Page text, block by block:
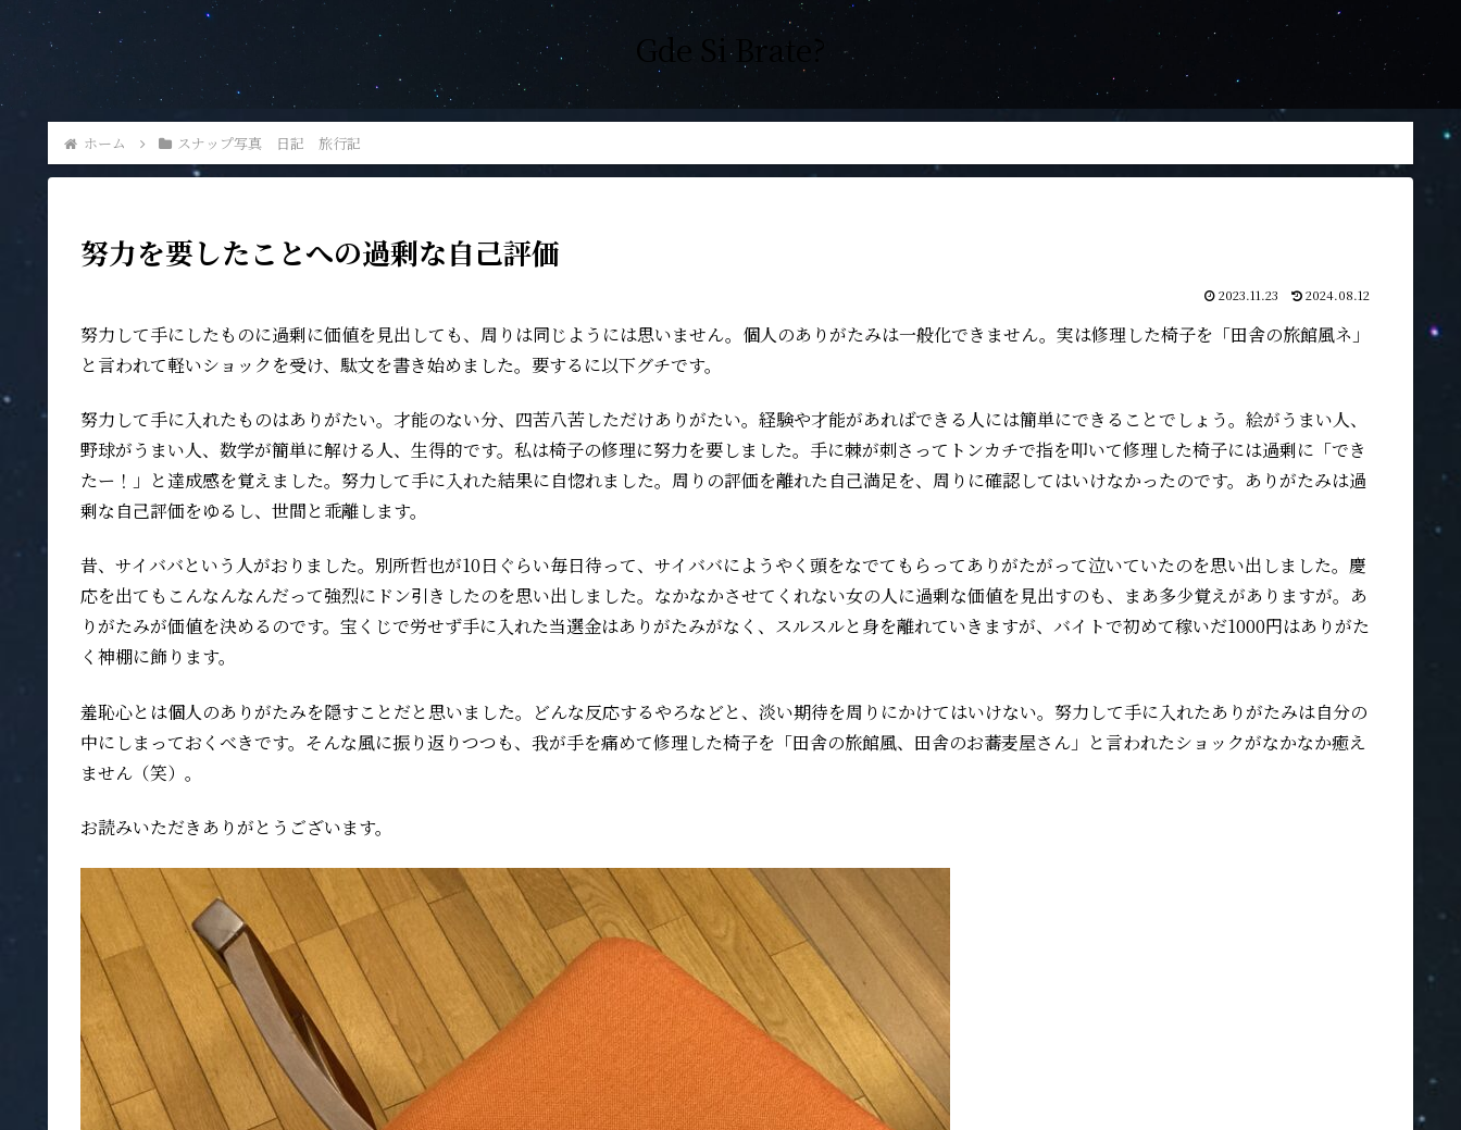
Gde Si Brate?
ホーム スナップ写真 日記 旅行記
努力を要したことへの過剰な自己評価
2023.11.23 2024.08.12
努力して手にしたものに過剰に価値を見出しても、周りは同じようには思いません。個人のありがたみは一般化できません。実は修理した椅子を「田舎の旅館風ネ」
と言われて軽いショックを受け、駄文を書き始めました。要するに以下グチです。
努力して手に入れたものはありがたい。才能のない分、四苦八苦しただけありがたい。経験や才能があればできる人には簡単にできることでしょう。絵がうまい人、
野球がうまい人、数学が簡単に解ける人、生得的です。私は椅子の修理に努力を要しました。手に棘が刺さってトンカチで指を叩いて修理した椅子には過剰に「でき
たー！」と達成感を覚えました。努力して手に入れた結果に自惚れました。周りの評価を離れた自己満足を、周りに確認してはいけなかったのです。ありがたみは過
剰な自己評価をゆるし、世間と乖離します。
昔、サイババという人がおりました。別所哲也が10日ぐらい毎日待って、サイババにようやく頭をなでてもらってありがたがって泣いていたのを思い出しました。慶
応を出てもこんなんなんだって強烈にドン引きしたのを思い出しました。なかなかさせてくれない女の人に過剰な価値を見出すのも、まあ多少覚えがありますが。あ
りがたみが価値を決めるのです。宝くじで労せず手に入れた当選金はありがたみがなく、スルスルと身を離れていきますが、バイトで初めて稼いだ1000円はありがた
く神棚に飾ります。
羞恥心とは個人のありがたみを隠すことだと思いました。どんな反応するやろなどと、淡い期待を周りにかけてはいけない。努力して手に入れたありがたみは自分の
中にしまっておくべきです。そんな風に振り返りつつも、我が手を痛めて修理した椅子を「田舎の旅館風、田舎のお蕎麦屋さん」と言われたショックがなかなか癒え
ません（笑）。
お読みいただきありがとうございます。